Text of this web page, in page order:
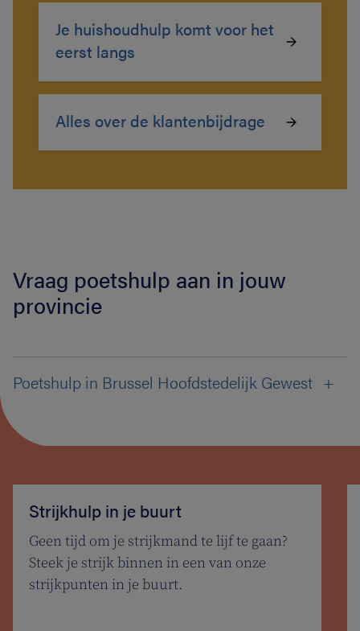
Je huishoudhulp komt voor het
eerst langs
Alles over de klantenbijdrage
Vraag poetshulp aan in jouw
provincie
Poetshulp in Brussel Hoofdstedelijk Gewest
Strijkhulp in je buurt
Geen tijd om je strijkmand te lijf te gaan?
Steek je strijk binnen in een van onze
strijkpunten in je buurt.